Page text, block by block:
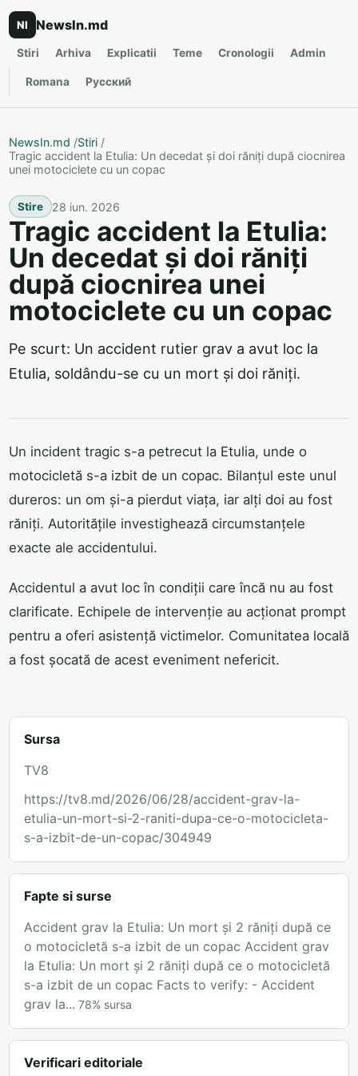
NI NewsIn.md
Stiri Arhiva Explicatii Teme Cronologii Admin
Romana Русский
NewsIn.md /Stiri /
Tragic accident la Etulia: Un decedat și doi răniți după ciocnirea
unei motociclete cu un copac
Stire 28 iun. 2026
Tragic accident la Etulia:
Un decedat și doi răniți
după ciocnirea unei
motociclete cu un copac
Pe scurt: Un accident rutier grav a avut loc la
Etulia, soldându-se cu un mort și doi răniți.
Un incident tragic s-a petrecut la Etulia, unde o
motocicletă s-a izbit de un copac. Bilanțul este unul
dureros: un om și-a pierdut viața, iar alți doi au fost
răniți. Autoritățile investighează circumstanțele
exacte ale accidentului.
Accidentul a avut loc în condiții care încă nu au fost
clarificate. Echipele de intervenție au acționat prompt
pentru a oferi asistență victimelor. Comunitatea locală
a fost șocată de acest eveniment nefericit.
Sursa
TV8
https://tv8.md/2026/06/28/accident-grav-la-
etulia-un-mort-si-2-raniti-dupa-ce-o-motocicleta-
s-a-izbit-de-un-copac/304949
Fapte si surse
Accident grav la Etulia: Un mort și 2 răniți după ce
o motocicletă s-a izbit de un copac Accident grav
la Etulia: Un mort și 2 răniți după ce o motocicletă
s-a izbit de un copac Facts to verify: - Accident
grav la... 78% sursa
Verificari editoriale